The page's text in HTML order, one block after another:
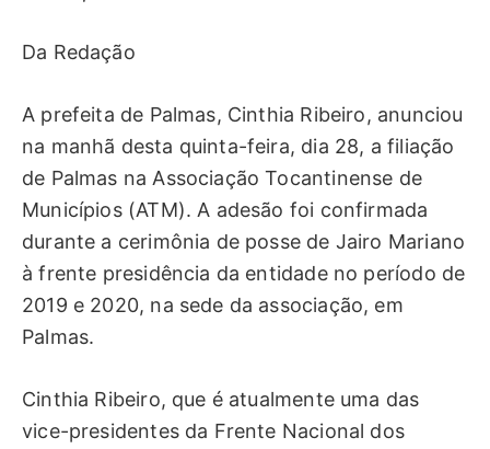
Da Redação
A prefeita de Palmas, Cinthia Ribeiro, anunciou
na manhã desta quinta-feira, dia 28, a filiação
de Palmas na Associação Tocantinense de
Municípios (ATM). A adesão foi confirmada
durante a cerimônia de posse de Jairo Mariano
à frente presidência da entidade no período de
2019 e 2020, na sede da associação, em
Palmas.
Cinthia Ribeiro, que é atualmente uma das
vice-presidentes da Frente Nacional dos